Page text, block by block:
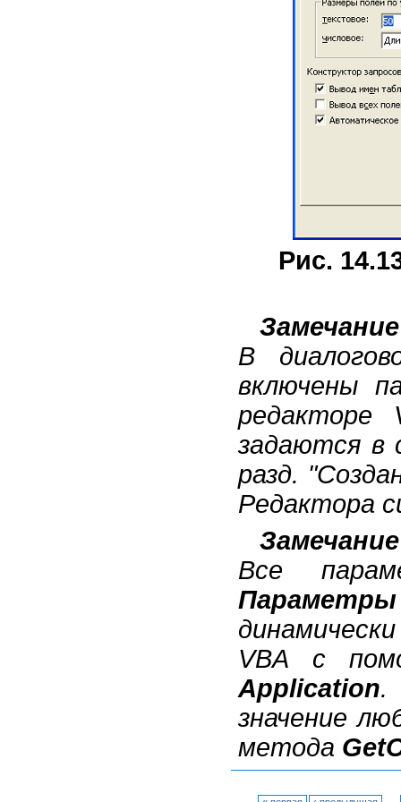
Рис.
Замечание
В
включены
редакторе
задаются в
разд.
Редактора
Замечание
Все
Параметры
VBA с
Application.
значение
метода